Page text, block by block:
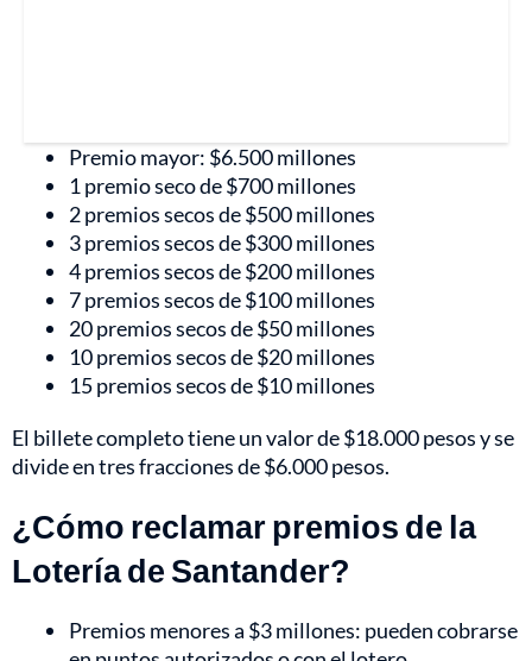
Premio mayor: $6.500 millones
1 premio seco de $700 millones
2 premios secos de $500 millones
3 premios secos de $300 millones
4 premios secos de $200 millones
7 premios secos de $100 millones
20 premios secos de $50 millones
10 premios secos de $20 millones
15 premios secos de $10 millones
El billete completo tiene un valor de $18.000 pesos y se
divide en tres fracciones de $6.000 pesos.
¿Cómo reclamar premios de la
Lotería de Santander?
Premios menores a $3 millones: pueden cobrarse